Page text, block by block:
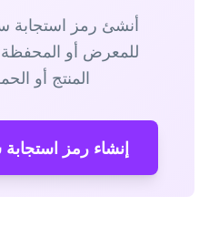
أنشئ رمز استجابة
للمعرض أو المحفظة
المنتج أو